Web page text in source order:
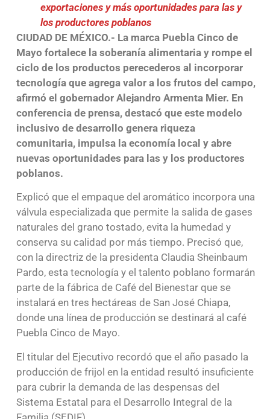
exportaciones y más oportunidades para las y
los productores poblanos
CIUDAD DE MÉXICO.- La marca Puebla Cinco de
Mayo fortalece la soberanía alimentaria y rompe el
ciclo de los productos perecederos al incorporar
tecnología que agrega valor a los frutos del campo,
afirmó el gobernador Alejandro Armenta Mier. En
conferencia de prensa, destacó que este modelo
inclusivo de desarrollo genera riqueza
comunitaria, impulsa la economía local y abre
nuevas oportunidades para las y los productores
poblanos.
Explicó que el empaque del aromático incorpora una
válvula especializada que permite la salida de gases
naturales del grano tostado, evita la humedad y
conserva su calidad por más tiempo. Precisó que,
con la directriz de la presidenta Claudia Sheinbaum
Pardo, esta tecnología y el talento poblano formarán
parte de la fábrica de Café del Bienestar que se
instalará en tres hectáreas de San José Chiapa,
donde una línea de producción se destinará al café
Puebla Cinco de Mayo.
El titular del Ejecutivo recordó que el año pasado la
producción de frijol en la entidad resultó insuficiente
para cubrir la demanda de las despensas del
Sistema Estatal para el Desarrollo Integral de la